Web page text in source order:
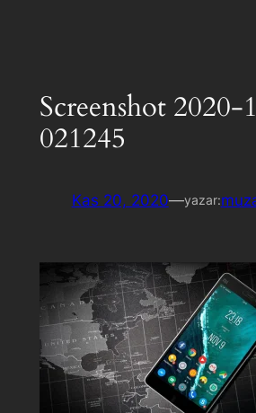
Screenshot 2020-
021245
Kas 20, 2020—yazar: